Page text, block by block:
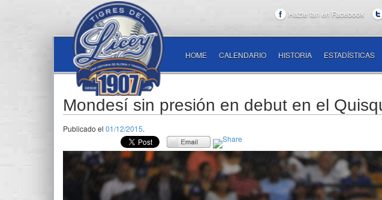
Hazte fan en Facebook
HOME CALENDARIO HISTORIA ESTADÍSTICAS
Mondesí sin presión en debut en el
Publicado el 01/12/2015.